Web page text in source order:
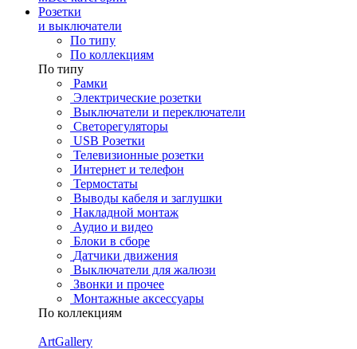
Розетки
и выключатели
По типу
По коллекциям
По типу
Рамки
Электрические розетки
Выключатели и переключатели
Светорегуляторы
USB Розетки
Телевизионные розетки
Интернет и телефон
Термостаты
Выводы кабеля и заглушки
Накладной монтаж
Аудио и видео
Блоки в сборе
Датчики движения
Выключатели для жалюзи
Звонки и прочее
Монтажные аксессуары
По коллекциям
ArtGallery